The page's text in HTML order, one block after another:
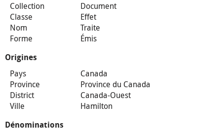
Collection
Document
Classe
Effet
Nom
Traite
Forme
Émis
Origines
Pays
Canada
Province
Province du Canada
District
Canada-Ouest
Ville
Hamilton
Dénominations